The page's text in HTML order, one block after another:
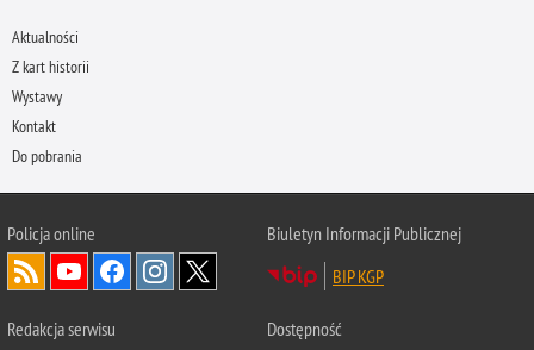
Aktualności
Z kart historii
Wystawy
Kontakt
Do pobrania
Policjaonline
Biuletyn Informacji Publicznej
BIP KGP
Redakcja serwisu Dostępność